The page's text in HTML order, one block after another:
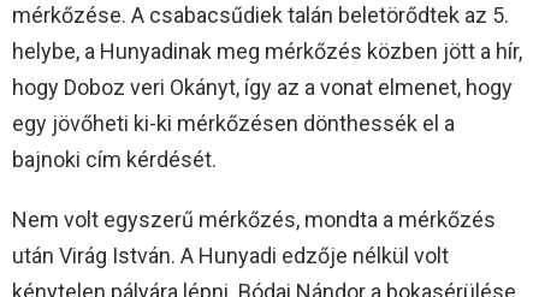
mérkőzése. A csabacsűdiek talán beletörődtek az 5.
helybe, a Hunyadinak meg mérkőzés közben jött a hír,
hogy Doboz veri Okányt, így az a vonat elmenet, hogy
egy jövőheti ki-ki mérkőzésen dönthessék el a
bajnoki cím kérdését.
Nem volt egyszerű mérkőzés, mondta a mérkőzés
után Virág István. A Hunyadi edzője nélkül volt
kénytelen pályára lépni. Bódai Nándor a bokasérülése